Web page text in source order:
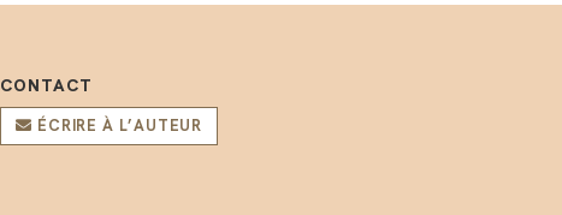
CONTACT
ÉCRIRE À L’AUTEUR